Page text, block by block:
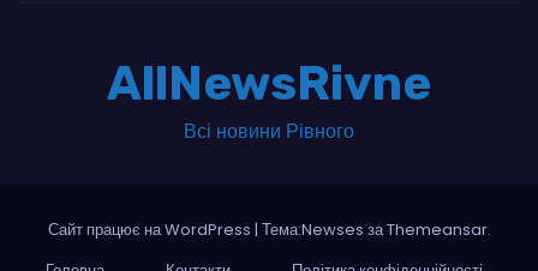
AllNewsRivne
Всі новини Рівного
Сайт працює на WordPress | Тема:Newses заThemeansar.